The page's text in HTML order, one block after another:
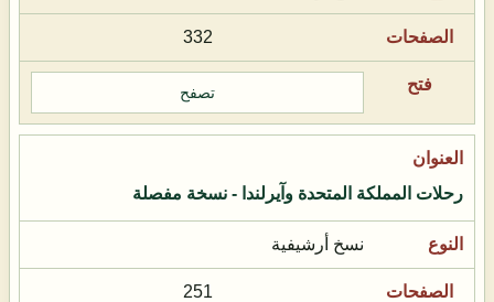
332
تصفح
رحلات المملكة المتحدة وآيرلندا - نسخة مفصلة
نسخ أرشيفية
251